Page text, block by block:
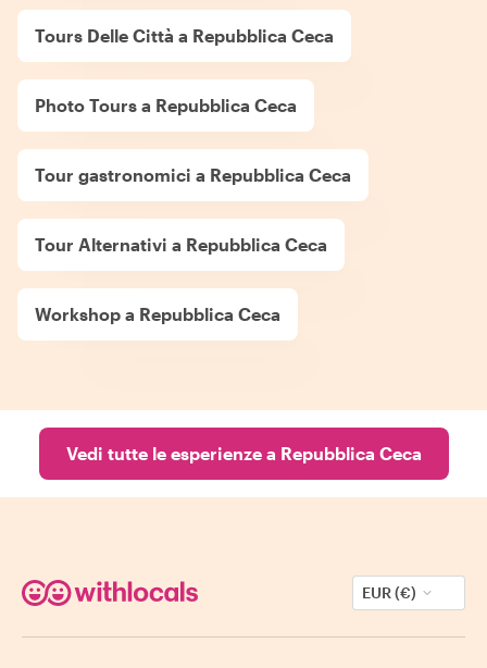
Tours Delle Città a Repubblica Ceca
Photo Tours a Repubblica Ceca
Tour gastronomici a Repubblica Ceca
Tour Alternativi a Repubblica Ceca
Workshop a Repubblica Ceca
Vedi tutte le esperienze a Repubblica Ceca
EUR (€)